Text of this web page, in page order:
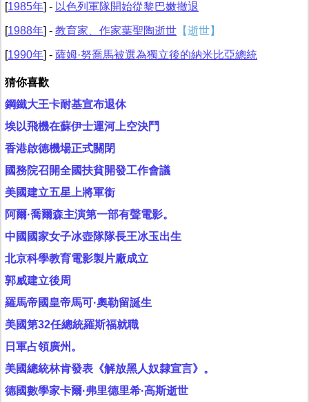
[1985年] - 以色列軍隊開始從黎巴嫩撤退
[1988年] - 教育家、作家葉聖陶逝世 【逝世】
1990年 ] - 薩姆·努喬馬被選為獨立後的納米比亞總統
猜你喜歡
鋼鐵大王卡耐基宣布退休
埃以飛機在蘇伊士運河上空決鬥
香港啟德機場正式關閉
國務院召開全國扶貧開發工作會議
美國建立五星上將軍銜
阿爾·喬爾森主演第一部有聲電影。
中國國家女子冰壺隊隊長王冰玉出生
北京科學教育電影製片廠成立
郭威建立後周
羅馬帝國皇帝馬可·奧勒留誕生
美國第32任總統羅斯福就職
日軍占領廣州。
美國總統林肯發表《解放黑人奴隸宣言》。
德國數學家卡爾·弗里德里希·高斯逝世